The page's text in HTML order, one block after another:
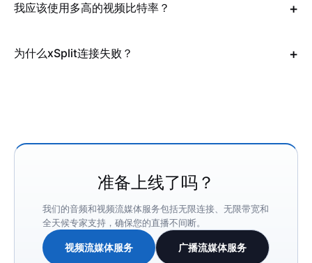
我应该使用多高的视频比特率？
为什么xSplit连接失败？
准备上线了吗？
我们的音频和视频流媒体服务包括无限连接、无限带宽和
全天候专家支持，确保您的直播不间断。
视频流媒体服务 广播流媒体服务